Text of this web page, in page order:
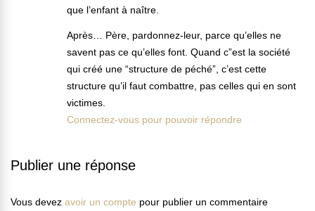
que l’enfant à naître.
Après… Père, pardonnez-leur, parce qu’elles ne
savent pas ce qu’elles font. Quand c”est la société
qui créé une “structure de péché”, c’est cette
structure qu’il faut combattre, pas celles qui en sont
victimes.
Connectez-vous pour pouvoir répondre
Publier une réponse
Vous devez avoir un compte pour publier un commentaire